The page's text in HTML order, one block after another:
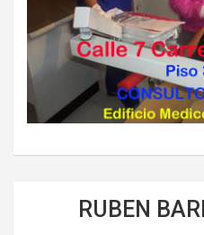
RUBEN